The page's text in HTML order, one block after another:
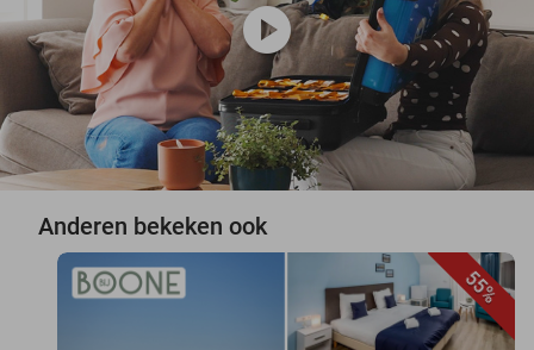
play_circle
Anderen bekeken ook
55%